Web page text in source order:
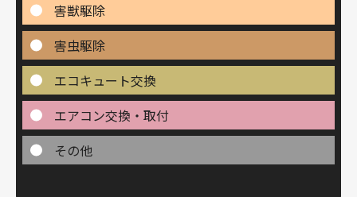
害獣駆除
害虫駆除
エコキュート交換
エアコン交換・取付
その他